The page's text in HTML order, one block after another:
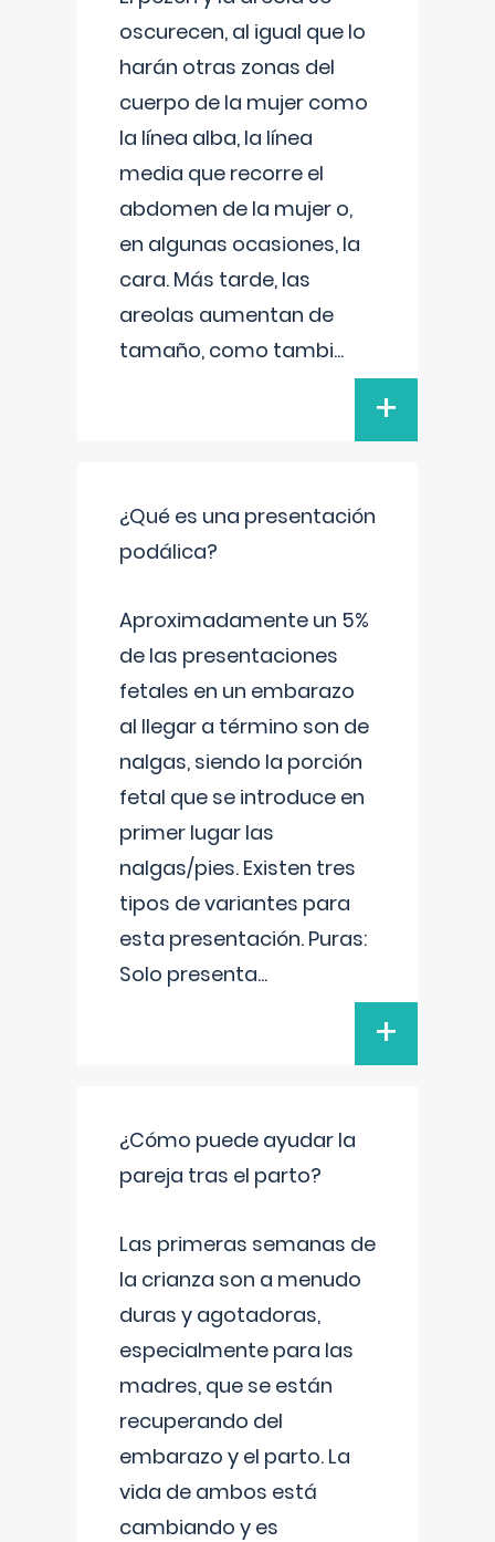
oscurecen, al igual que lo
harán otras zonas del
cuerpo de la mujer como
la línea alba, la línea
media que recorre el
abdomen de la mujer o,
en algunas ocasiones, la
cara. Más tarde, las
areolas aumentan de
tamaño, como tambi...
+
¿Qué es una presentación
podálica?
Aproximadamente un 5%
de las presentaciones
fetales en un embarazo
al llegar a término son de
nalgas, siendo la porción
fetal que se introduce en
primer lugar las
nalgas/pies. Existen tres
tipos de variantes para
esta presentación. Puras:
Solo presenta...
+
¿Cómo puede ayudar la
pareja tras el parto?
Las primeras semanas de
la crianza son a menudo
duras y agotadoras,
especialmente para las
madres, que se están
recuperando del
embarazo y el parto. La
vida de ambos está
cambiando y es